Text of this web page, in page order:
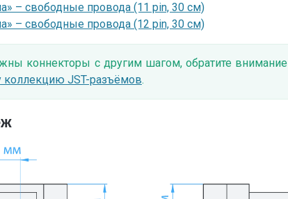
– свободные провода (11 pin, 30 см)
– свободные провода (12 pin, 30 см)
коннекторы с другим шагом, обратите внимание
JST-разъёмов.